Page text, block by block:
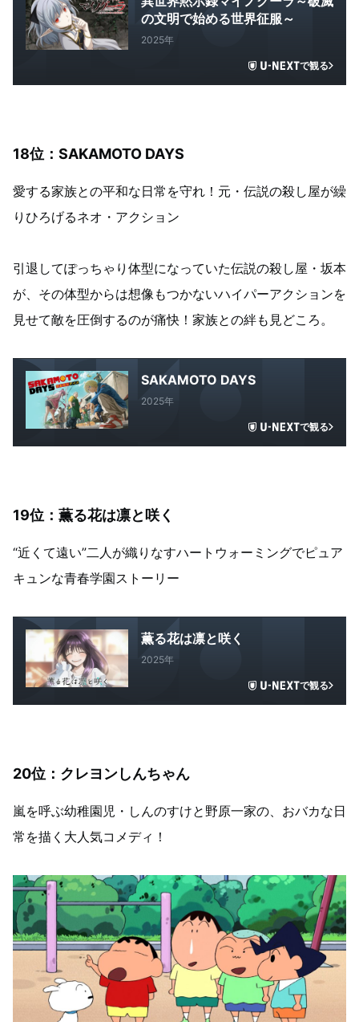
の文明で始める世界征服～
2025年
で観る
18位：SAKAMOTO DAYS
愛する家族との平和な日常を守れ！元・伝説の殺し屋が繰
りひろげるネオ・アクション
引退してぽっちゃり体型になっていた伝説の殺し屋・坂本
が、その体型からは想像もつかないハイパーアクションを
見せて敵を圧倒するのが痛快！家族との絆も見どころ。
SAKAMOTO DAYS
2025年
で観る
19位：薫る花は凛と咲く
“近くて遠い”二人が織りなすハートウォーミングでピュア
キュンな青春学園ストーリー
薫る花は凛と咲く
2025年
で観る
20位：クレヨンしんちゃん
嵐を呼ぶ幼稚園児・しんのすけと野原一家の、おバカな日
常を描く大人気コメディ！